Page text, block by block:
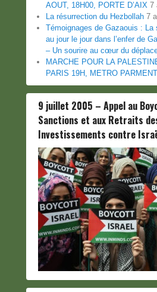
AOUT, 18H00, PORTE D’AIX 7
La résurrection du Hezbollah 7
Témoignages de Gazaouis : La
au jour le jour dans l’enfer de
– Un sourire au cœur du
MARCHE POUR LA
PARIS 19H, METRO
9 juillet 2005 – Appel au
Sanctions et aux Retraits
Investissements contre